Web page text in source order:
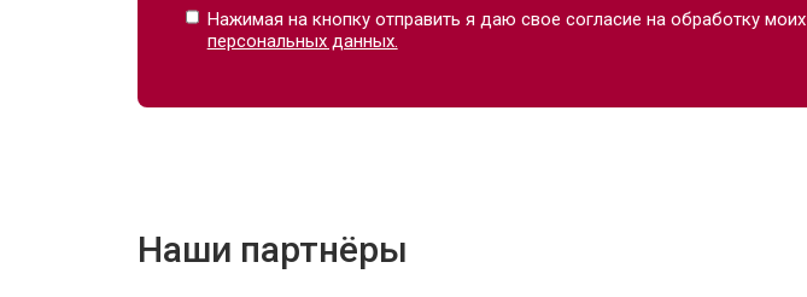
Нажимая на кнопку отправить я даю свое согласие на обработку моих
персональных данных.
Наши партнёры